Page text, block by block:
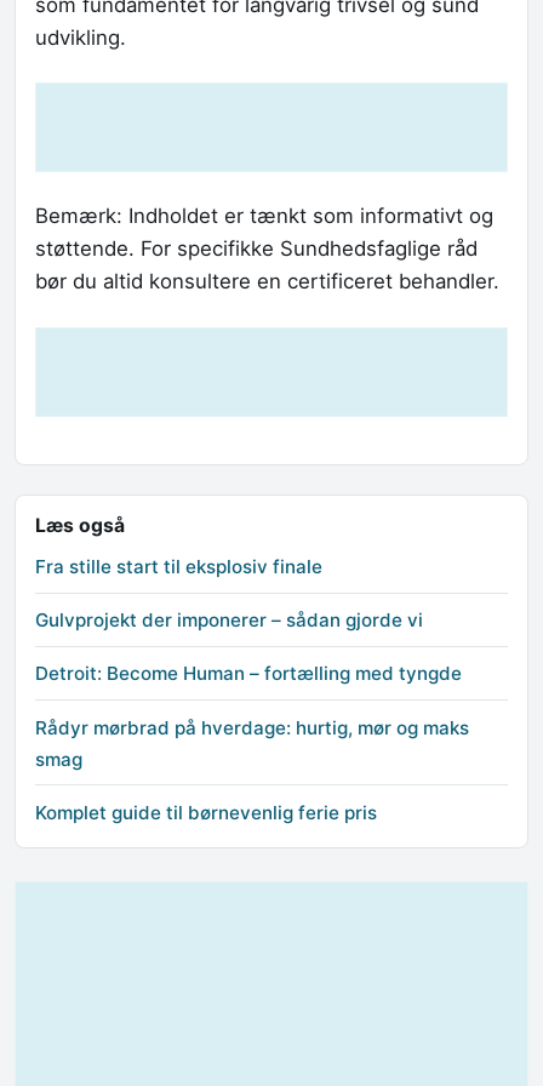
udvikling.
Bemærk: Indholdet er tænkt som informativt og
støttende. For specifikke Sundhedsfaglige råd
bør du altid konsultere en certificeret behandler.
Læs også
Fra stille start til eksplosiv finale
Gulvprojekt der imponerer – sådan gjorde vi
Detroit: Become Human – fortælling med tyngde
Rådyr mørbrad på hverdage: hurtig, mør og maks
smag
Komplet guide til børnevenlig ferie pris